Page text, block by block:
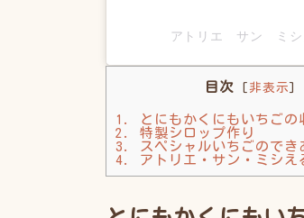
アトリエ サン ミシ
目次 [非表示]
1.
とにもかくにもいちごの
2.
特製シロップ作り
3.
スペシャルいちごのでき
4.
アトリエ・サン・ミシえ